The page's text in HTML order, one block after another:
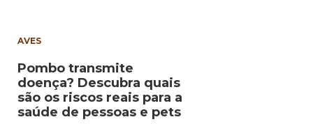
AVES
Pombo transmite
doença? Descubra quais
são os riscos reais para a
saúde de pessoas e pets